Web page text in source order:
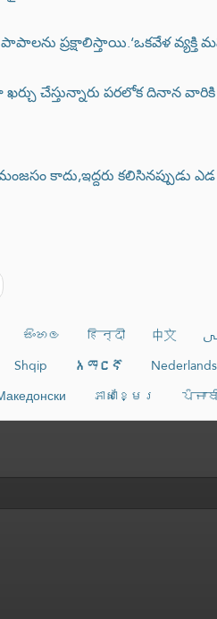
ప్రక్షాలిస్తాయి.‘ఒకవేళ
చేస్తున్నారు పరలోక దినాన
కాదు,ఇద్దరు
සිංහල हिन्दी 中文
Shqip አማርኛ Nederlands
ភាសាខ្មែរ